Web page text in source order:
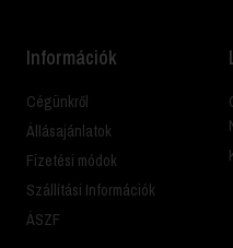
Információk
Cégünkről
Állásajánlatok
Fizetési módok
Szállítási Információk
ÁSZF